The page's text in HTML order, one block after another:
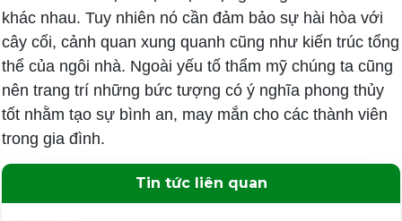
khác nhau. Tuy nhiên nó cần đảm bảo sự hài hòa với
cây cối, cảnh quan xung quanh cũng như kiến trúc tổng
thể của ngôi nhà. Ngoài yếu tố thẩm mỹ chúng ta cũng
nên trang trí những bức tượng có ý nghĩa phong thủy
tốt nhằm tạo sự bình an, may mắn cho các thành viên
trong gia đình.
Tin tức liên quan